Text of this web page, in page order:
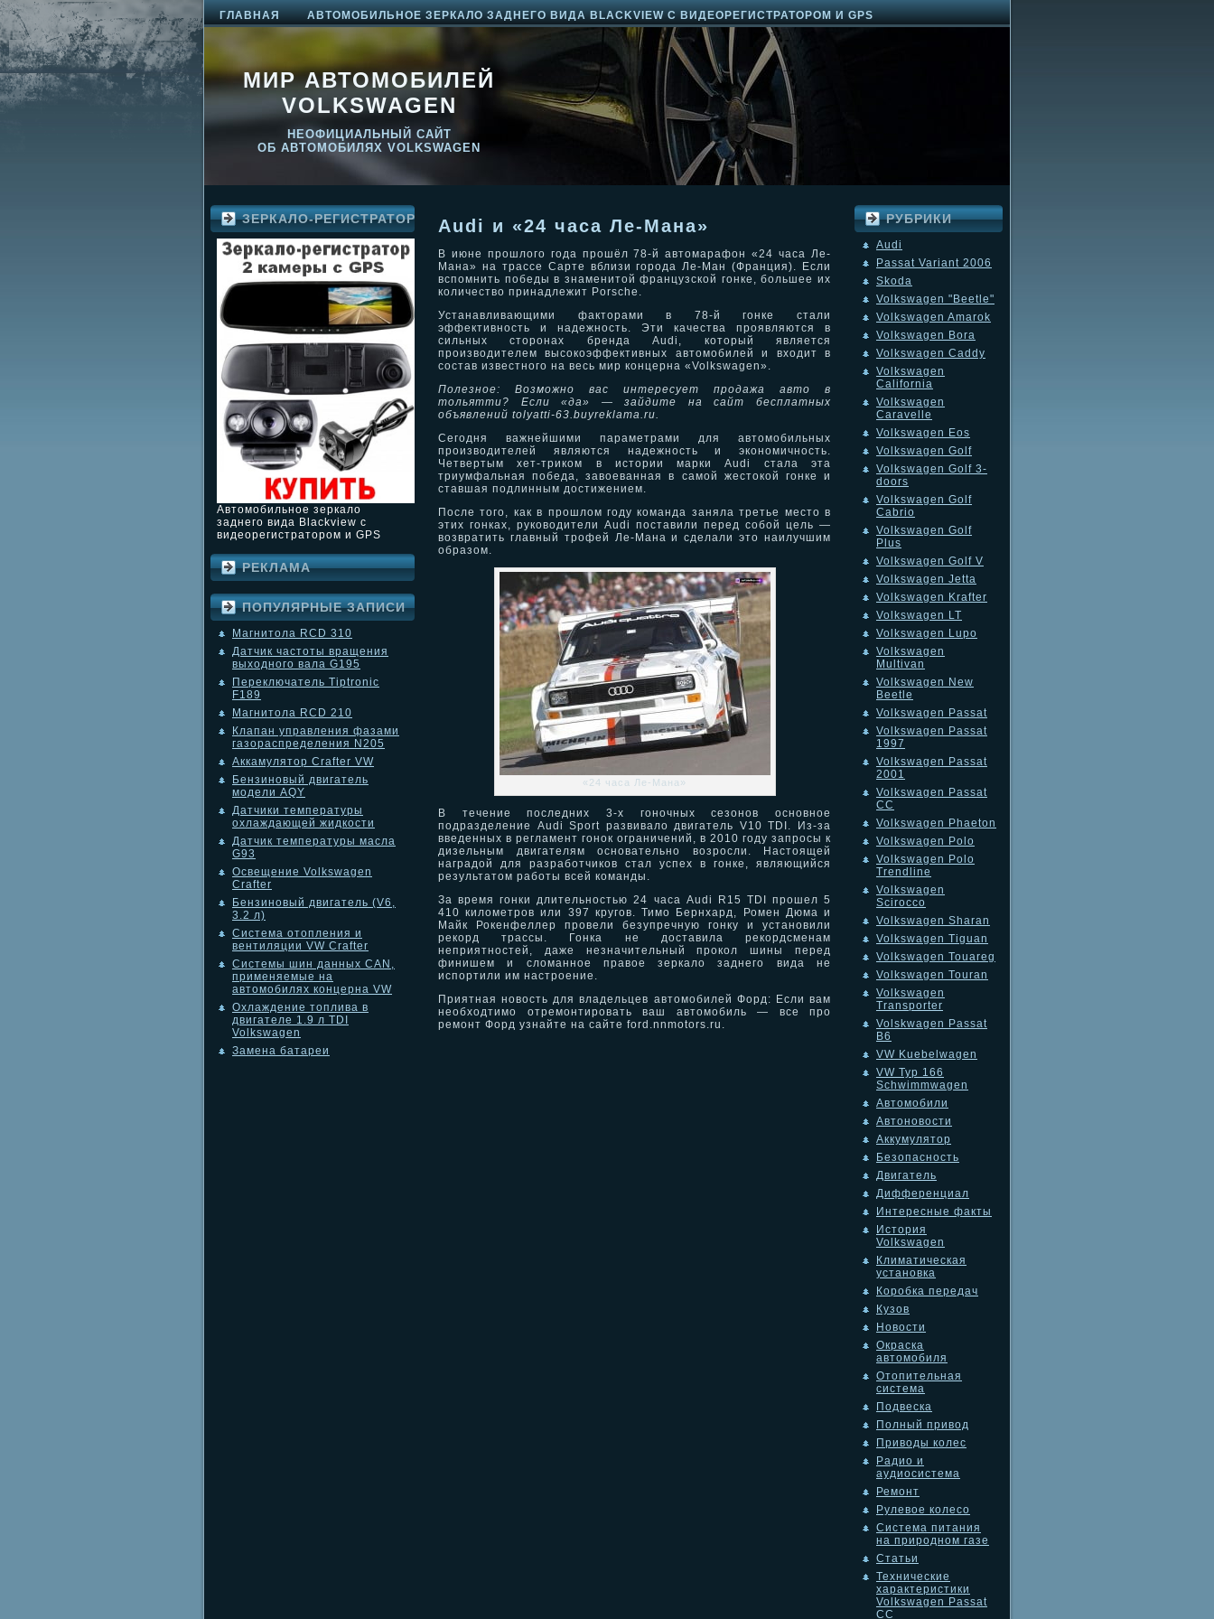
ГЛАВНАЯ АВТОМОБИЛЬНОЕ ЗЕРКАЛО ЗАДНЕГО ВИДА BLACKVIEW С ВИДЕОРЕГИСТРАТОРОМ И GPS
МИР АВТОМОБИЛЕЙ
VOLKSWAGEN
НЕОФИЦИАЛЬНЫЙ САЙТ
ОБ АВТОМОБИЛЯХ VOLKSWAGEN
ЗЕРКАЛО-РЕГИСТРАТОР
Автомобильное зеркало
заднего вида Blackview с
видеорегистратором и GPS
РЕКЛАМА
ПОПУЛЯРНЫЕ ЗАПИСИ
Магнитола RCD 310
Датчик частоты вращения
выходного вала G195
Переключатель Tiptronic
F189
Магнитола RCD 210
Клапан управления фазами
газораспределения N205
Аккамулятор Crafter VW
Бензиновый двигатель
модели AQY
Датчики температуры
охлаждающей жидкости
Датчик температуры масла
G93
Освещение Volkswagen
Crafter
Бензиновый двигатель (V6,
3.2 л)
Система отопления и
вентиляции VW Crafter
Системы шин данных CAN,
применяемые на
автомобилях концерна VW
Охлаждение топлива в
двигателе 1.9 л TDI
Volkswagen
Замена батареи
Audi и «24 часа Ле-Мана»
В июне прошлого года прошёл 78-й автомарафон «24 часа Ле-
Мана» на трассе Сарте вблизи города Ле-Ман (Франция). Если
вспомнить победы в знаменитой французской гонке, большее их
количество принадлежит Porsche.
Устанавливающими факторами в 78-й гонке стали
эффективность и надежность. Эти качества проявляются в
сильных сторонах бренда Audi, который является
производителем высокоэффективных автомобилей и входит в
состав известного на весь мир концерна «Volkswagen».
Полезное: Возможно вас интересует продажа авто в
тольятти? Если «да» — зайдите на сайт бесплатных
объявлений tolyatti-63.buyreklama.ru.
Сегодня важнейшими параметрами для автомобильных
производителей являются надежность и экономичность.
Четвертым хет-триком в истории марки Audi стала эта
триумфальная победа, завоеванная в самой жестокой гонке и
ставшая подлинным достижением.
После того, как в прошлом году команда заняла третье место в
этих гонках, руководители Audi поставили перед собой цель —
возвратить главный трофей Ле-Мана и сделали это наилучшим
образом.
«24 часа Ле-Мана»
В течение последних 3-х гоночных сезонов основное
подразделение Audi Sport развивало двигатель V10 TDI. Из-за
введенных в регламент гонок ограничений, в 2010 году запросы к
дизельным двигателям основательно возросли. Настоящей
наградой для разработчиков стал успех в гонке, являющийся
результатом работы всей команды.
За время гонки длительностью 24 часа Audi R15 TDI прошел 5
410 километров или 397 кругов. Тимо Бернхард, Ромен Дюма и
Майк Рокенфеллер провели безупречную гонку и установили
рекорд трассы. Гонка не доставила рекордсменам
неприятностей, даже незначительный прокол шины перед
финишем и сломанное правое зеркало заднего вида не
испортили им настроение.
Приятная новость для владельцев автомобилей Форд: Если вам
необходтимо отремонтировать ваш автомобиль — все про
ремонт Форд узнайте на сайте ford.nnmotors.ru.
РУБРИКИ
Audi
Passat Variant 2006
Skoda
Volkswagen "Beetle"
Volkswagen Amarok
Volkswagen Bora
Volkswagen Caddy
Volkswagen
California
Volkswagen
Caravelle
Volkswagen Eos
Volkswagen Golf
Volkswagen Golf 3-
doors
Volkswagen Golf
Cabrio
Volkswagen Golf
Plus
Volkswagen Golf V
Volkswagen Jetta
Volkswagen Krafter
Volkswagen LT
Volkswagen Lupo
Volkswagen
Multivan
Volkswagen New
Beetle
Volkswagen Passat
Volkswagen Passat
1997
Volkswagen Passat
2001
Volkswagen Passat
CC
Volkswagen Phaeton
Volkswagen Polo
Volkswagen Polo
Trendline
Volkswagen
Scirocco
Volkswagen Sharan
Volkswagen Tiguan
Volkswagen Touareg
Volkswagen Touran
Volkswagen
Transporter
Volskwagen Passat
B6
VW Kuebelwagen
VW Typ 166
Schwimmwagen
Автомобили
Автоновости
Аккумулятор
Безопасность
Двигатель
Дифференциал
Интересные факты
История
Volkswagen
Климатическая
установка
Коробка передач
Кузов
Новости
Окраска
автомобиля
Отопительная
система
Подвеска
Полный привод
Приводы колес
Радио и
аудиосистема
Ремонт
Рулевое колесо
Система питания
на природном газе
Статьи
Технические
характеристики
Volkswagen Passat
CC